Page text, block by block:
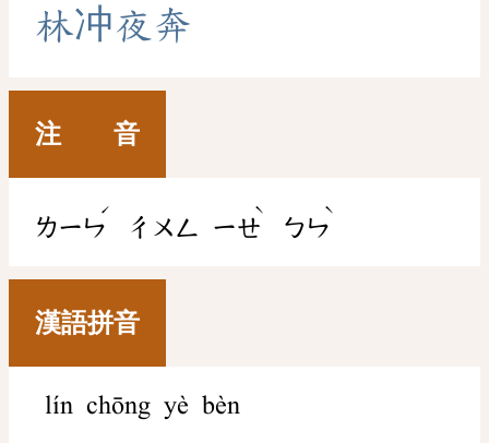
林冲夜 奔
注 音
ㄌㄧㄣ
ˊ
ㄔㄨㄥ ㄧㄝ
ˋ
ㄅㄣ
ˋ
漢語拼音
lín chōng yè bèn